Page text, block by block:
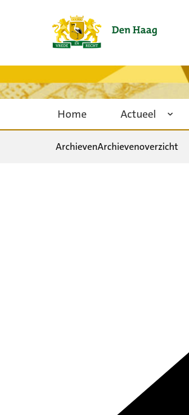
Home Actueel
ArchievenArchievenoverzicht